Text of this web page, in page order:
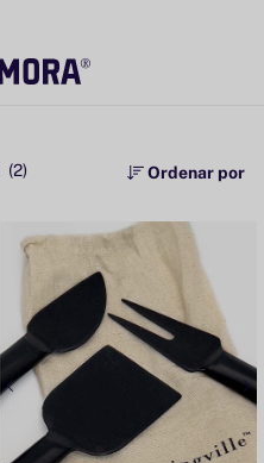
(2) Ordenar por